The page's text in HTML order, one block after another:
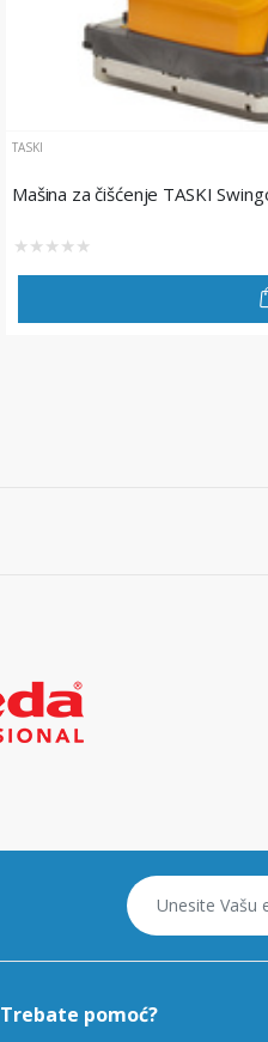
TASKI
Mašina za čišćenje TASKI
★ ★ ★ ★ ★
Trebate pomoć?